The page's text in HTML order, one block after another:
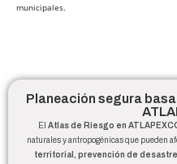
municipales.
Planeación segura
El Atlas de Riesgo en
naturales y antropogénicas que pueden
territorial, prevención de